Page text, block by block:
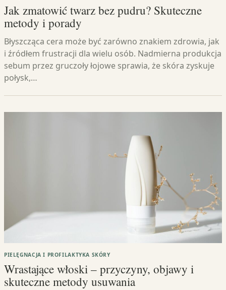
Jak zmatowić twarz bez pudru? Skuteczne
metody i porady
Błyszcząca cera może być zarówno znakiem zdrowia, jak
i źródłem frustracji dla wielu osób. Nadmierna produkcja
sebum przez gruczoły łojowe sprawia, że skóra zyskuje
połysk,…
PIELĘGNACJA I PROFILAKTYKA SKÓRY
Wrastające włoski – przyczyny, objawy i
skuteczne metody usuwania